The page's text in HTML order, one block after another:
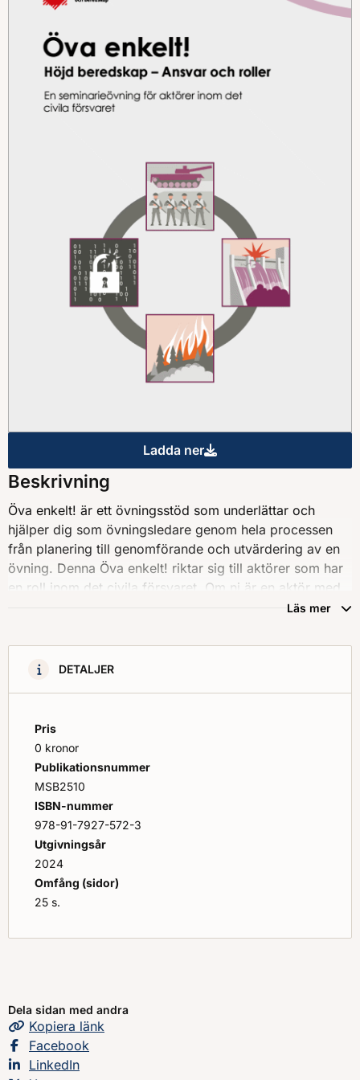
Ladda ner
Öva enkelt! Höjd beredskap
Beskrivning
Öva enkelt! är ett övningsstöd som underlättar och
hjälper dig som övningsledare genom hela processen
från planering till genomförande och utvärdering av en
övning. Denna Öva enkelt! riktar sig till aktörer som har
en roll inom det civila försvaret. Om ni är en aktör med
ett uttalat geografiskt områdesansvar (exempelvis
civilområdesansvariga länsstyrelser) tillkommer vissa
frågeställningar. MSB erbjuder flera stöd för att
med er långsiktiga planering för utbildning och övning
kopplat till de utvecklingsbehov ni har identifierat.
Läs mer
DETALJER
Pris
0 kronor
Publikationsnummer
MSB2510
ISBN-nummer
978-91-7927-572-3
Utgivningsår
2024
Omfång (sidor)
25 s.
Dela sidan med andra
Kopiera sidans
länk
Dela sidan på
Facebook
Dela sidan på
LinkedIn